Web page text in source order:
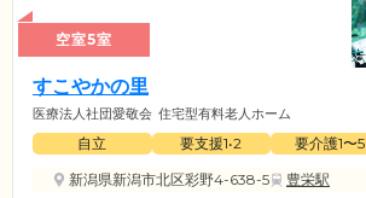
空室5室
すこやかの里
医療法人社団愛敬会 住宅型有料老人ホーム
自立 要支援1•2 要介護1〜5
新潟県新潟市北区彩野4-638-5
豊栄駅